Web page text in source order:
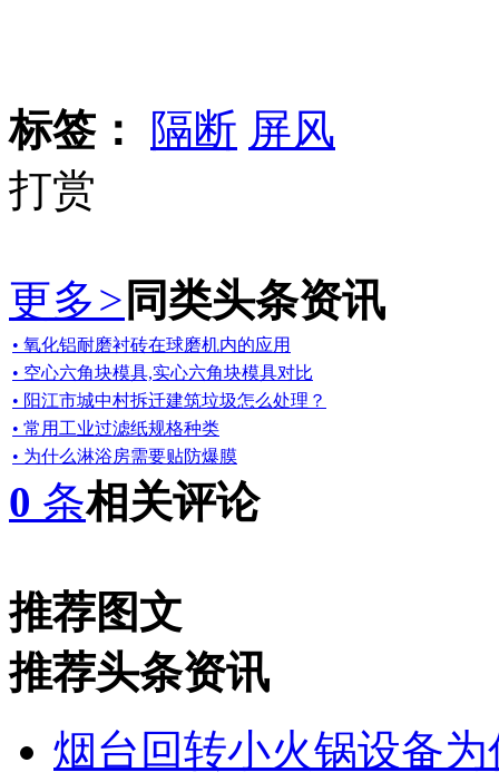
标签： 隔断 屏风
打赏
更多> 同类头条资讯
• 氧化铝耐磨衬砖在球磨机内的应用
• 空心六角块模具,实心六角块模具对比
• 阳江市城中村拆迁建筑垃圾怎么处理？
• 常用工业过滤纸规格种类
• 为什么淋浴房需要贴防爆膜
0 条相关评论
推荐图文
推荐头条资讯
烟台回转小火锅设备